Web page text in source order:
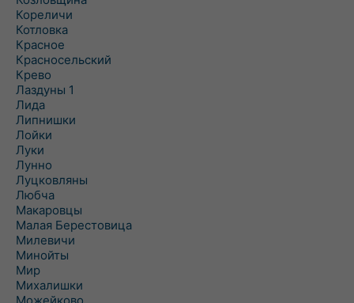
Кореличи
Котловка
Красное
Красносельский
Крево
Лаздуны 1
Лида
Липнишки
Лойки
Луки
Лунно
Луцковляны
Любча
Макаровцы
Малая Берестовица
Милевичи
Минойты
Мир
Михалишки